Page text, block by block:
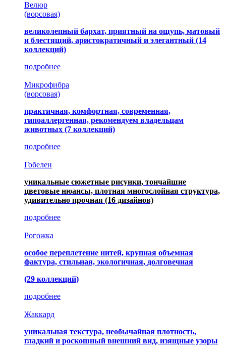
Велюр
(ворсовая)
великолепный бархат, приятный на ощупь, матовый
и блестящий, аристократичный и элегантный (14
коллекций)
подробнее
Микрофибра
(ворсовая)
практичная, комфортная, современная,
гипоаллергенная, рекомендуем владельцам
животных (7 коллекций)
подробнее
Гобелен
уникальные сюжетные рисунки, тончайшие
цветовые нюансы, плотная многослойная структура,
удивительно прочная (16 дизайнов)
подробнее
Рогожка
особое переплетение нитей, крупная объемная
фактура, стильная, экологичная, долговечная
(29 коллекций)
подробнее
Жаккард
уникальная текстура, необычайная плотность,
гладкий и роскошный внешний вид, изящные узоры